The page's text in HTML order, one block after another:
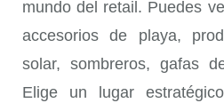
mundo del retail. Puedes
accesorios de playa,
solar, sombreros, gafas
Elige un lugar